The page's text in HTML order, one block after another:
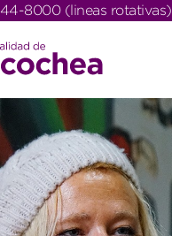
44-8000 (lineas rotativas)